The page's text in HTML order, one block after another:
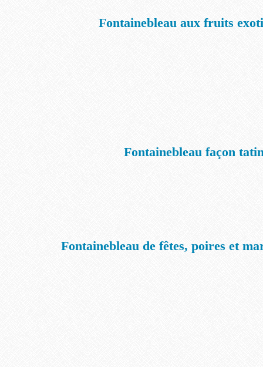
Fontainebleau aux fruits
Fontainebleau façon
Fontainebleau de fêtes, poires et